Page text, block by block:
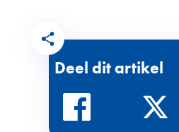
Deel dit artikel